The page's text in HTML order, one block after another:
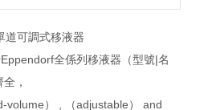
道可調式移液器
全係列移液器（型號|名
，
volume） , （adjustable） and